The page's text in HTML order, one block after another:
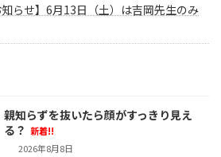
知らせ】6月13日（土）は吉岡先生のみ
親知らずを抜いたら顔がすっきり見え
る？ 新着!!
2026年8月8日